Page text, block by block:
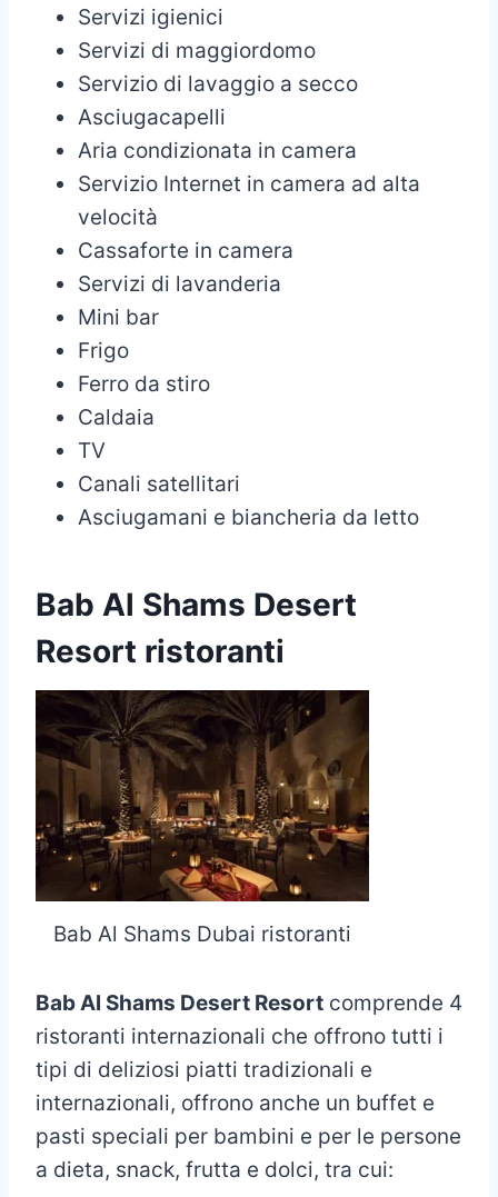
Servizi igienici
Servizi di maggiordomo
Servizio di lavaggio a secco
Asciugacapelli
Aria condizionata in camera
Servizio Internet in camera ad alta
velocità
Cassaforte in camera
Servizi di lavanderia
Mini bar
Frigo
Ferro da stiro
Caldaia
TV
Canali satellitari
Asciugamani e biancheria da letto
Bab Al Shams Desert
Resort ristoranti
Bab Al Shams Dubai ristoranti
Bab Al Shams Desert Resort comprende 4
ristoranti internazionali che offrono tutti i
tipi di deliziosi piatti tradizionali e
internazionali, offrono anche un buffet e
pasti speciali per bambini e per le persone
a dieta, snack, frutta e dolci, tra cui: